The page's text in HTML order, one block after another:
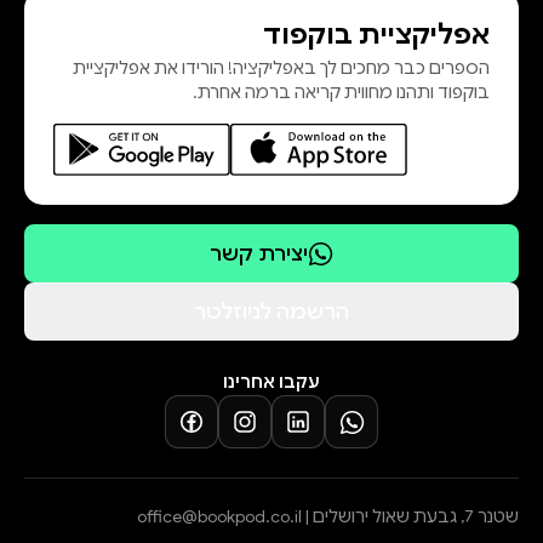
אפליקציית בוקפוד
הספרים כבר מחכים לך באפליקציה! הורידו את אפליקציית
בוקפוד ותהנו מחווית קריאה ברמה אחרת.
יצירת קשר
עקבו אחרינו
שטנר 7, גבעת שאול ירושלים | office@bookpod.co.il